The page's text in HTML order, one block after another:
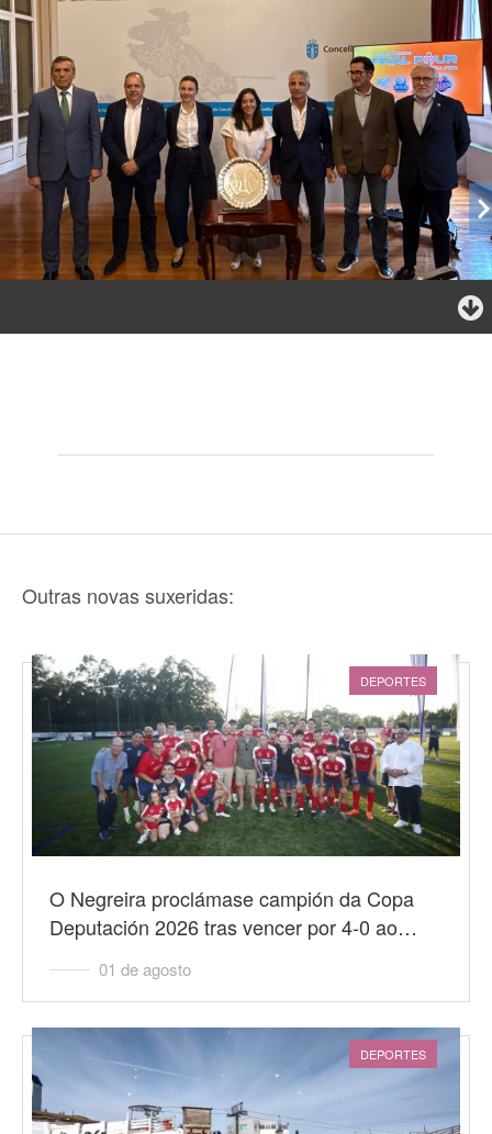
Outras novas suxeridas:
DEPORTES
O Negreira proclámase campión da Copa
Deputación 2026 tras vencer por 4-0 ao…
01 de agosto
DEPORTES